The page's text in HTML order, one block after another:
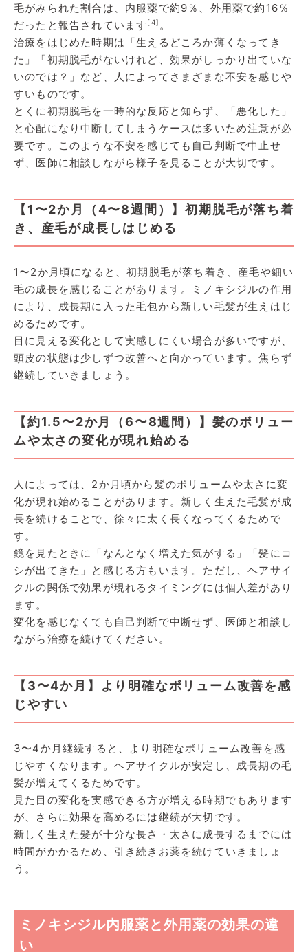
毛がみられた割合は、内服薬で約9％、外用薬で約16％
だったと報告されています [4] 。
治療をはじめた時期は「生えるどころか薄くなってき
た」「初期脱毛がないけれど、効果がしっかり出ていな
いのでは？」など、人によってさまざまな不安を感じや
すいものです。
とくに初期脱毛を一時的な反応と知らず、「悪化した」
と心配になり中断してしまうケースは多いため注意が必
要です。このような不安を感じても自己判断で中止せ
ず、医師に相談しながら様子を見ることが大切です。
【1〜2か月（4〜8週間）】初期脱毛が落ち着
き、産毛が成長しはじめる
1〜2か月頃になると、初期脱毛が落ち着き、産毛や細い
毛の成長を感じることがあります。ミノキシジルの作用
により、成長期に入った毛包から新しい毛髪が生えはじ
めるためです。
目に見える変化として実感しにくい場合が多いですが、
頭皮の状態は少しずつ改善へと向かっています。焦らず
継続していきましょう。
【約1.5〜2か月（6〜8週間）】髪のボリュー
ムや太さの変化が現れ始める
人によっては、2か月頃から髪のボリュームや太さに変
化が現れ始めることがあります。新しく生えた毛髪が成
長を続けることで、徐々に太く長くなってくるためで
す。
鏡を見たときに「なんとなく増えた気がする」「髪にコ
シが出てきた」と感じる方もいます。ただし、ヘアサイ
クルの関係で効果が現れるタイミングには個人差があり
ます。
変化を感じなくても自己判断で中断せず、医師と相談し
ながら治療を続けてください。
【3〜4か月】より明確なボリューム改善を感
じやすい
3〜4か月継続すると、より明確なボリューム改善を感
じやすくなります。ヘアサイクルが安定し、成長期の毛
髪が増えてくるためです。
見た目の変化を実感できる方が増える時期でもあります
が、さらに効果を高めるには継続が大切です。
新しく生えた髪が十分な長さ・太さに成長するまでには
時間がかかるため、引き続きお薬を続けていきましょ
う。
ミノキシジル内服薬と外用薬の効果の違
い